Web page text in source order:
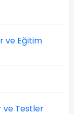
ve Eğitim
ve Testler